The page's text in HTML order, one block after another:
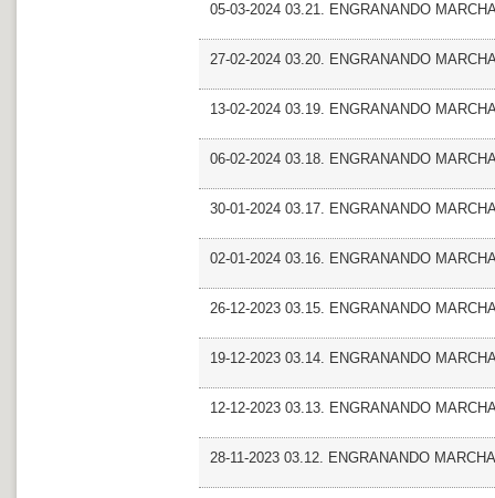
05-03-2024 03.21. ENGRANANDO
27-02-2024 03.20. ENGRANANDO
13-02-2024 03.19. ENGRANANDO
06-02-2024 03.18. ENGRANANDO
30-01-2024 03.17. ENGRANANDO
02-01-2024 03.16. ENGRANANDO
26-12-2023 03.15. ENGRANANDO
19-12-2023 03.14. ENGRANANDO
12-12-2023 03.13. ENGRANANDO
28-11-2023 03.12. ENGRANANDO